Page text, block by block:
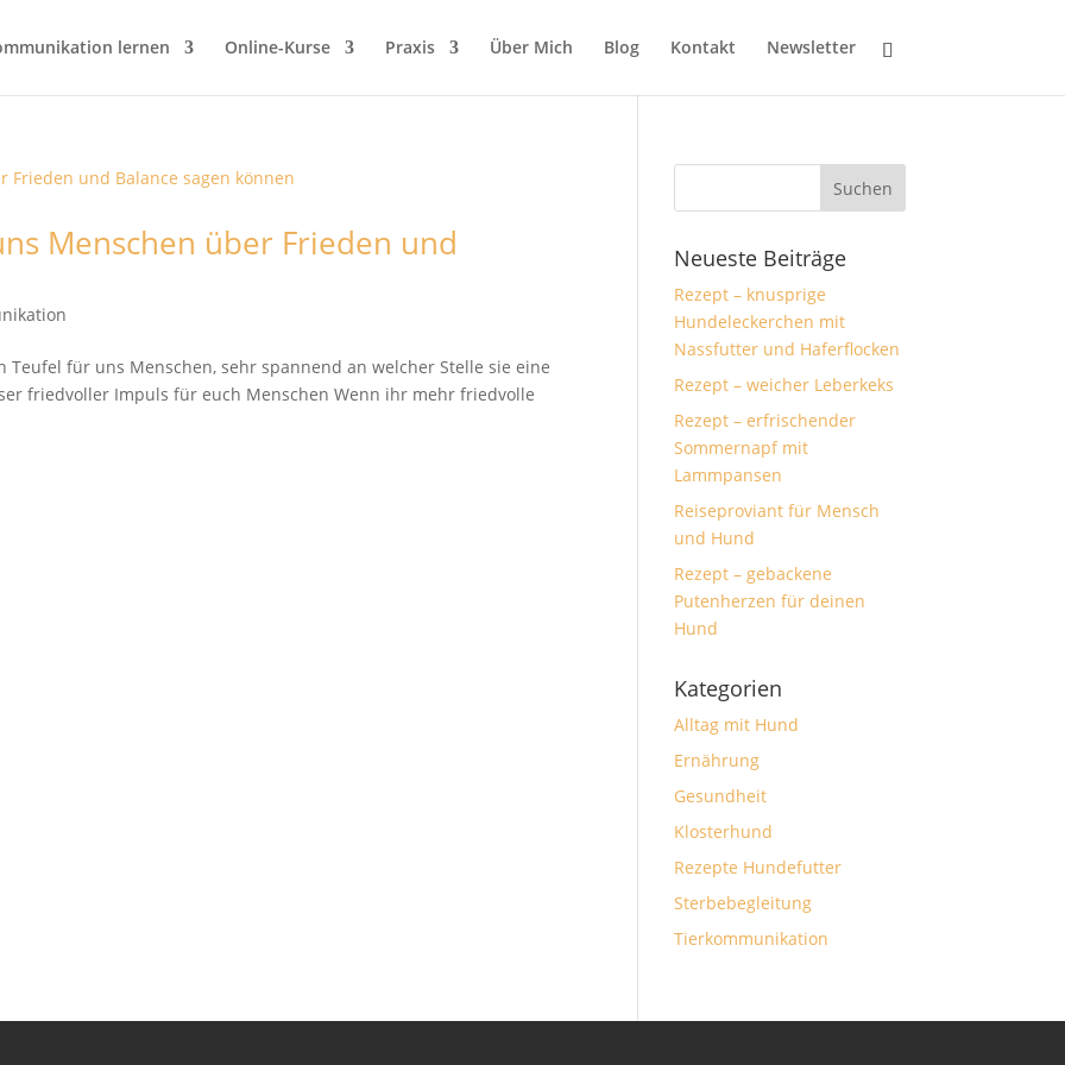
lernen Online-Kurse Praxis Über Mich Blog Kontakt Newsletter
Menschen über Frieden und
für uns Menschen, sehr spannend an welcher Stelle sie eine
friedvoller Impuls für euch Menschen Wenn ihr mehr friedvolle
Neueste Beiträge
Rezept – knusprige
Hundeleckerchen mit
Nassfutter und Haferflocken
Rezept – weicher Leberkeks
Rezept – erfrischender
Sommernapf mit
Lammpansen
Reiseproviant für Mensch
und Hund
Rezept – gebackene
Putenherzen für deinen
Hund
Kategorien
Alltag mit Hund
Ernährung
Gesundheit
Klosterhund
Rezepte Hundefutter
Sterbebegleitung
Tierkommunikation